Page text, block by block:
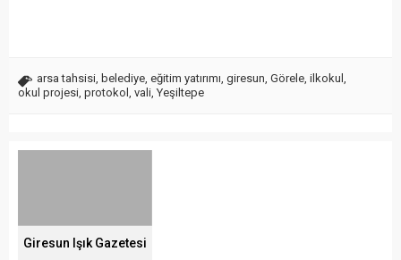
arsa tahsisi, belediye, eğitim yatırımı, giresun, Görele, ilkokul ,
okul projesi, protokol , vali, Yeşiltepe
Giresun Işık Gazetesi